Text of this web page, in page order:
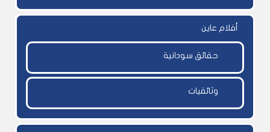
أفلام عاين
حقائق سودانية
وثائقيات